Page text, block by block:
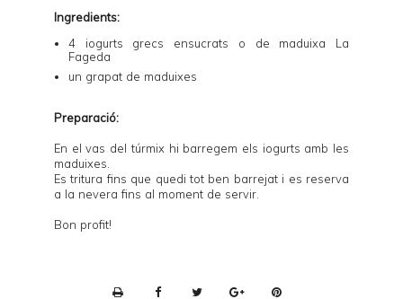
Ingredients:
4 iogurts grecs ensucrats o de maduixa La
Fageda
un grapat de maduixes
Preparació:
En el vas del túrmix hi barregem els iogurts amb les
maduixes.
Es tritura fins que quedi tot ben barrejat i es reserva
a la nevera fins al moment de servir.
Bon profit!